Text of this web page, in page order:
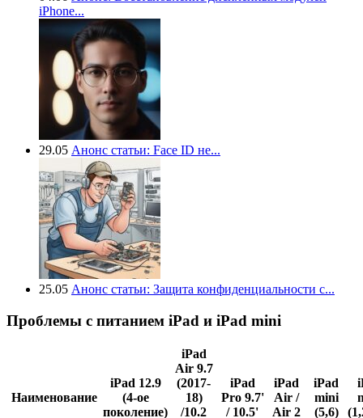
iPhone...
29.05 Анонс статьи: Face ID не...
25.05 Анонс статьи: Защита конфиденциальности с...
Проблемы с питанием iPad и iPad mini
Наименование
iPad 12.9
(4-ое
поколение)
iPad
Air 9.7
(2017-
18)
/10.2
iPad
Pro 9.7'
/ 10.5'
iPad
Air /
Air 2
iPad
mini
(5,6)